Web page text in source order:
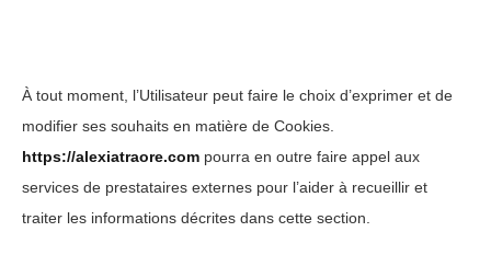
À tout moment, l’Utilisateur peut faire le choix d’exprimer et de
modifier ses souhaits en matière de Cookies.
https://alexiatraore.com pourra en outre faire appel aux
services de prestataires externes pour l’aider à recueillir et
traiter les informations décrites dans cette section.